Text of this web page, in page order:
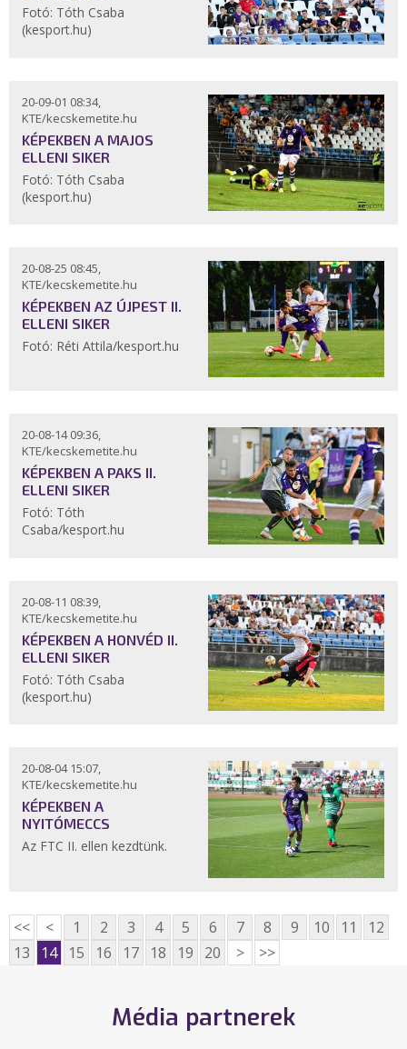
Fotó: Tóth Csaba
(kesport.hu)
20-09-01 08:34,
KTE/kecskemetite.hu
KÉPEKBEN A MAJOS
ELLENI SIKER
Fotó: Tóth Csaba
(kesport.hu)
20-08-25 08:45,
KTE/kecskemetite.hu
KÉPEKBEN AZ ÚJPEST II.
ELLENI SIKER
Fotó: Réti Attila/kesport.hu
20-08-14 09:36,
KTE/kecskemetite.hu
KÉPEKBEN A PAKS II.
ELLENI SIKER
Fotó: Tóth
Csaba/kesport.hu
20-08-11 08:39,
KTE/kecskemetite.hu
KÉPEKBEN A HONVÉD II.
ELLENI SIKER
Fotó: Tóth Csaba
(kesport.hu)
20-08-04 15:07,
KTE/kecskemetite.hu
KÉPEKBEN A
NYITÓMECCS
Az FTC II. ellen kezdtünk.
<< < 1 2 3 4 5 6 7 8 9 10 11
12
13
14 15 16 17 18 19 20 > >>
Média partnerek